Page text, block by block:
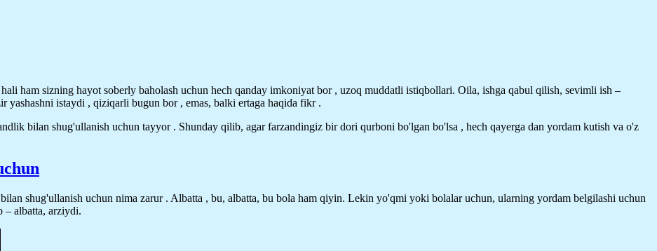
ham sizning hayot soberly baholash uchun hech qanday imkoniyat bor , uzoq muddatli istiqbollari. Oila, ishga qabul qilish, sevimli ish –
yashashni istaydi , qiziqarli bugun bor , emas, balki ertaga haqida fikr .
bilan shug'ullanish uchun tayyor . Shunday qilib, agar farzandingiz bir dori qurboni bo'lgan bo'lsa , hech qayerga dan yordam kutish va o'z
shug'ullanish uchun nima zarur . Albatta , bu, albatta, bu bola ham qiyin. Lekin yo'qmi yoki bolalar uchun, ularning yordam belgilashi uchun
– albatta, arziydi.